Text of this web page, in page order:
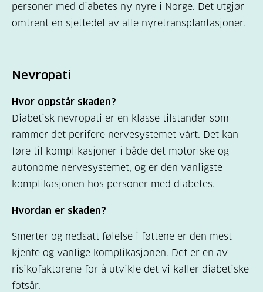
personer med diabetes ny nyre i Norge. Det utgjør
omtrent en sjettedel av alle nyretransplantasjoner.
Nevropati
Hvor oppstår skaden?
Diabetisk nevropati er en klasse tilstander som
rammer det perifere nervesystemet vårt. Det kan
føre til komplikasjoner i både det motoriske og
autonome nervesystemet, og er den vanligste
komplikasjonen hos personer med diabetes.
Hvordan er skaden?
Smerter og nedsatt følelse i føttene er den mest
kjente og vanlige komplikasjonen. Det er en av
risikofaktorene for å utvikle det vi kaller diabetiske
fotsår.